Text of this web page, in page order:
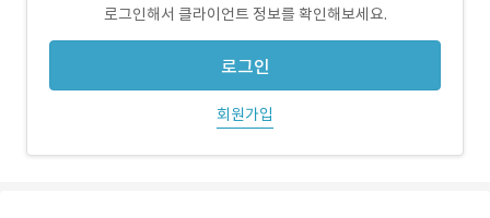
로그인해서 클라이언트 정보를 확인해보세요.
로그인
회원가입